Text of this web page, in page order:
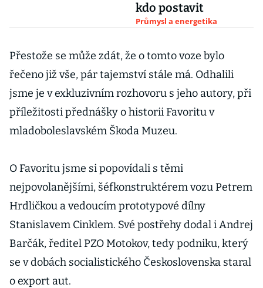
kdo postavit
Průmysl a energetika
Přestože se může zdát, že o tomto voze bylo
řečeno již vše, pár tajemství stále má. Odhalili
jsme je v exkluzivním rozhovoru s jeho autory, při
příležitosti přednášky o historii Favoritu v
mladoboleslavském Škoda Muzeu.
O Favoritu jsme si popovídali s těmi
nejpovolanějšími, šéfkonstruktérem vozu Petrem
Hrdličkou a vedoucím prototypové dílny
Stanislavem Cinklem. Své postřehy dodal i Andrej
Barčák, ředitel PZO Motokov, tedy podniku, který
se v dobách socialistického Československa staral
o export aut.